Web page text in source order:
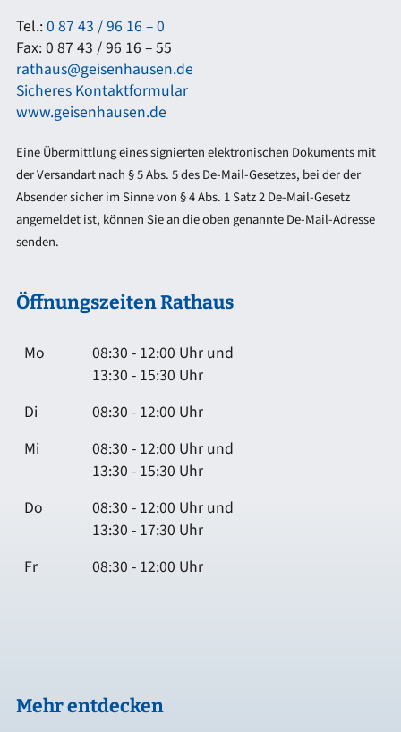
Tel.:0 87 43 / 96 16 – 0
Fax: 0 87 43 / 96 16 – 55
rathaus@geisenhausen.de
Sicheres Kontaktformular
www.geisenhausen.de
Eine Übermittlung eines signierten elektronischen Dokuments mit
der Versandart nach § 5 Abs. 5 des De-Mail-Gesetzes, bei der der
Absender sicher im Sinne von § 4 Abs. 1 Satz 2 De-Mail-Gesetz
angemeldet ist, können Sie an die oben genannte De-Mail-Adresse
senden.
Öffnungszeiten Rathaus
Mo
08:30 - 12:00 Uhr und
13:30 - 15:30 Uhr
Di
08:30 - 12:00 Uhr
Mi
08:30 - 12:00 Uhr und
13:30 - 15:30 Uhr
Do
08:30 - 12:00 Uhr und
13:30 - 17:30 Uhr
Fr
08:30 - 12:00 Uhr
Mehr entdecken